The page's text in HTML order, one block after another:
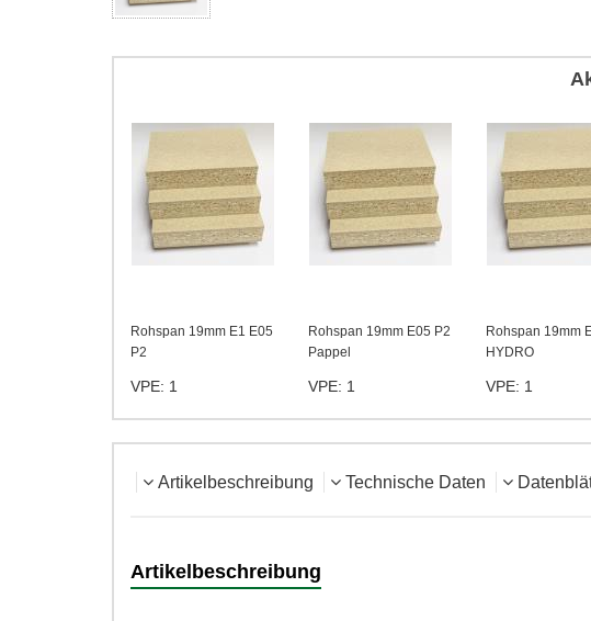
Rohspan 19mm E1 E05
P2
VPE: 1
Rohspan 19mm E05 P2
Pappel
VPE: 1
Rohspan 19mm
HYDRO
VPE: 1
Artikelbeschreibung Technische Daten
Artikelbeschreibung